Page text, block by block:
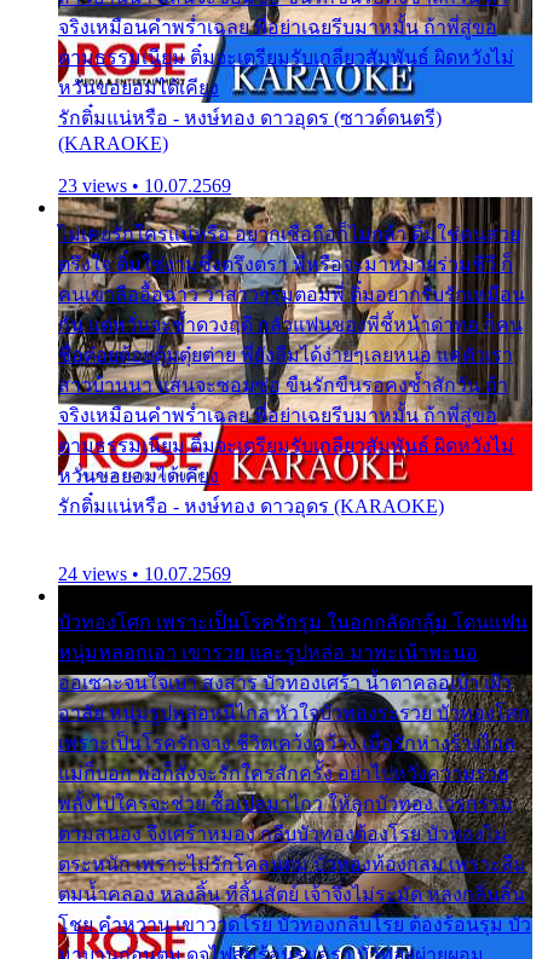
จริงเหมือนคำพร่ำเฉลย พี่อย่าเฉยรีบมาหมั้น ถ้าพี่สู่ขอ
ตามธรรมเนียม ติ๋มจะเตรียมรับเกลียวสัมพันธ์ ผิดหวังไม่
หวั่นขอยอมได้เคียง
รักติ๋มแน่หรือ - หงษ์ทอง ดาวอุดร (ซาวด์ดนตรี)
(KARAOKE)
23 views • 10.07.2569
ไม่เคยรักใครแน่หรือ อยากเชื่อถือก็ไม่กล้า ติ๋มใช่คนสวย
ตรึงใจ ติ๋มใช่งามซึ้งตรึงตรา พี่หรือจะมาหมายร่วมชีวี ก็
คนเขาลืออื้อฉาว ว่าสาวๆรุมตอมพี่ ติ๋มอยากรับรักเหมือน
กัน แต่หวั่นจะช้ำดวงฤดี กลัวแฟนของพี่ชี้หน้าด่าทอ ก็คน
ชื่อต๋อยต้อยตุ้มตุ๋ยต่าย พี่ยังลืมได้ง่ายๆเลยหนอ แค่ตัวเรา
สาวบ้านนา แสนจะซอมซ่อ ขืนรักขืนรอคงช้ำสักวัน ถ้า
จริงเหมือนคำพร่ำเฉลย พี่อย่าเฉยรีบมาหมั้น ถ้าพี่สู่ขอ
ตามธรรมเนียม ติ๋มจะเตรียมรับเกลียวสัมพันธ์ ผิดหวังไม่
หวั่นขอยอมได้เคียง
รักติ๋มแน่หรือ - หงษ์ทอง ดาวอุดร (KARAOKE)
24 views • 10.07.2569
บัวทองโศก เพราะเป็นโรครักรุม ในอกกลัดกลุ้ม โดนแฟน
หนุ่มหลอกเอา เขารวย และรูปหล่อ มาพะเน้าพะนอ
ออเซาะจนใจเบา สงสาร บัวทองเศร้า น้ำตาคลอเบ้า เฝ้า
อาลัย หนุ่มรูปหล่อหนีไกล หัวใจบัวทองระรวย บัวทองโศก
เพราะเป็นโรครักจาง ชีวิตเคว้งคว้าง เมื่อรักห่างร้างไกล
แม่ก็บอก พ่อก็สั่งจะรักใครสักครั้ง อย่าไปหวังความรวย
พลั้งไปใครจะช่วย ซื้อเปลมาไกว ให้ลูกบัวทอง เวรกรรม
ตามสนอง จึงเศร้าหมอง กลีบบัวทองต้องโรย บัวทองไม่
ตระหนัก เพราะไม่รักโคลนตม บัวทองท้องกลม เพราะลืม
ตมน้ำคลอง หลงลิ้น ที่สิ้นสัตย์ เจ้าจึงไม่ระมัด หลงกลิ่นลิ้น
โชย คำหวาน เขาวาดโรย บัวทองกลีบโรย ต้องร้อนรุม บัว
มาบานก่อนตูม ดุจไฟสุมร้อนรุมอุรา บัวทองผ่ายผอม